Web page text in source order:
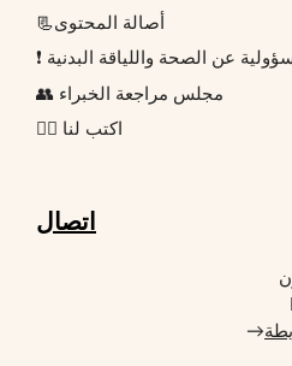
📃أصالة المحتوى
عن الصحة واللياقة البدنية
👥 مجلس مراجعة الخبراء
✍🏻 اكتب لنا
اتصال
→